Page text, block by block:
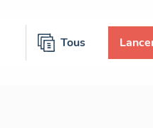
Tous